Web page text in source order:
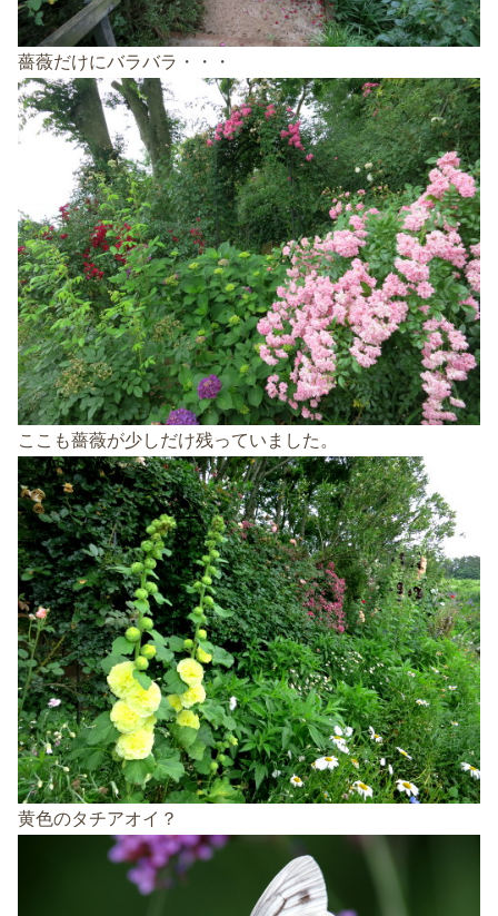
薔薇だけにバラバラ・・・
ここも薔薇が少しだけ残っていました。
黄色のタチアオイ？